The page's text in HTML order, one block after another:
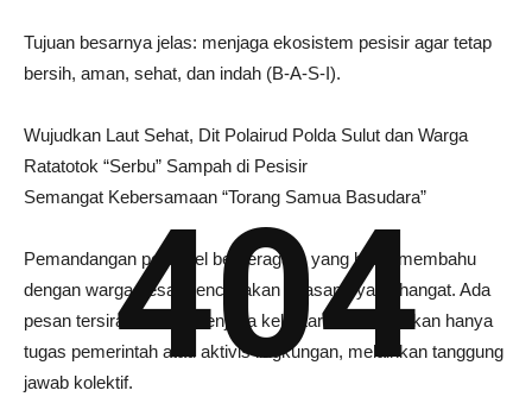
Tujuan besarnya jelas: menjaga ekosistem pesisir agar tetap
bersih, aman, sehat, dan indah (B-A-S-I).
Wujudkan Laut Sehat, Dit Polairud Polda Sulut dan Warga
Ratatotok “Serbu” Sampah di Pesisir
Semangat Kebersamaan “Torang Samua Basudara”
Pemandangan personel berseragam yang bahu-membahu
dengan warga desa menciptakan suasana yang hangat. Ada
pesan tersirat bahwa menjaga kelestarian alam bukan hanya
tugas pemerintah atau aktivis lingkungan, melainkan tanggung
jawab kolektif.404